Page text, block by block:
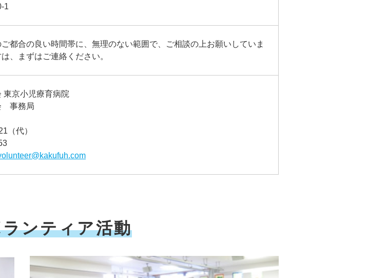
1
都合の良い時間帯に、無理のない範囲で、ご相談の上お願いしていま
、まずはご連絡ください。
東京小児療育病院
事務局
（代）
ンティア活動